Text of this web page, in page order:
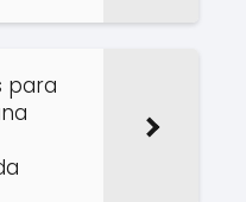
para